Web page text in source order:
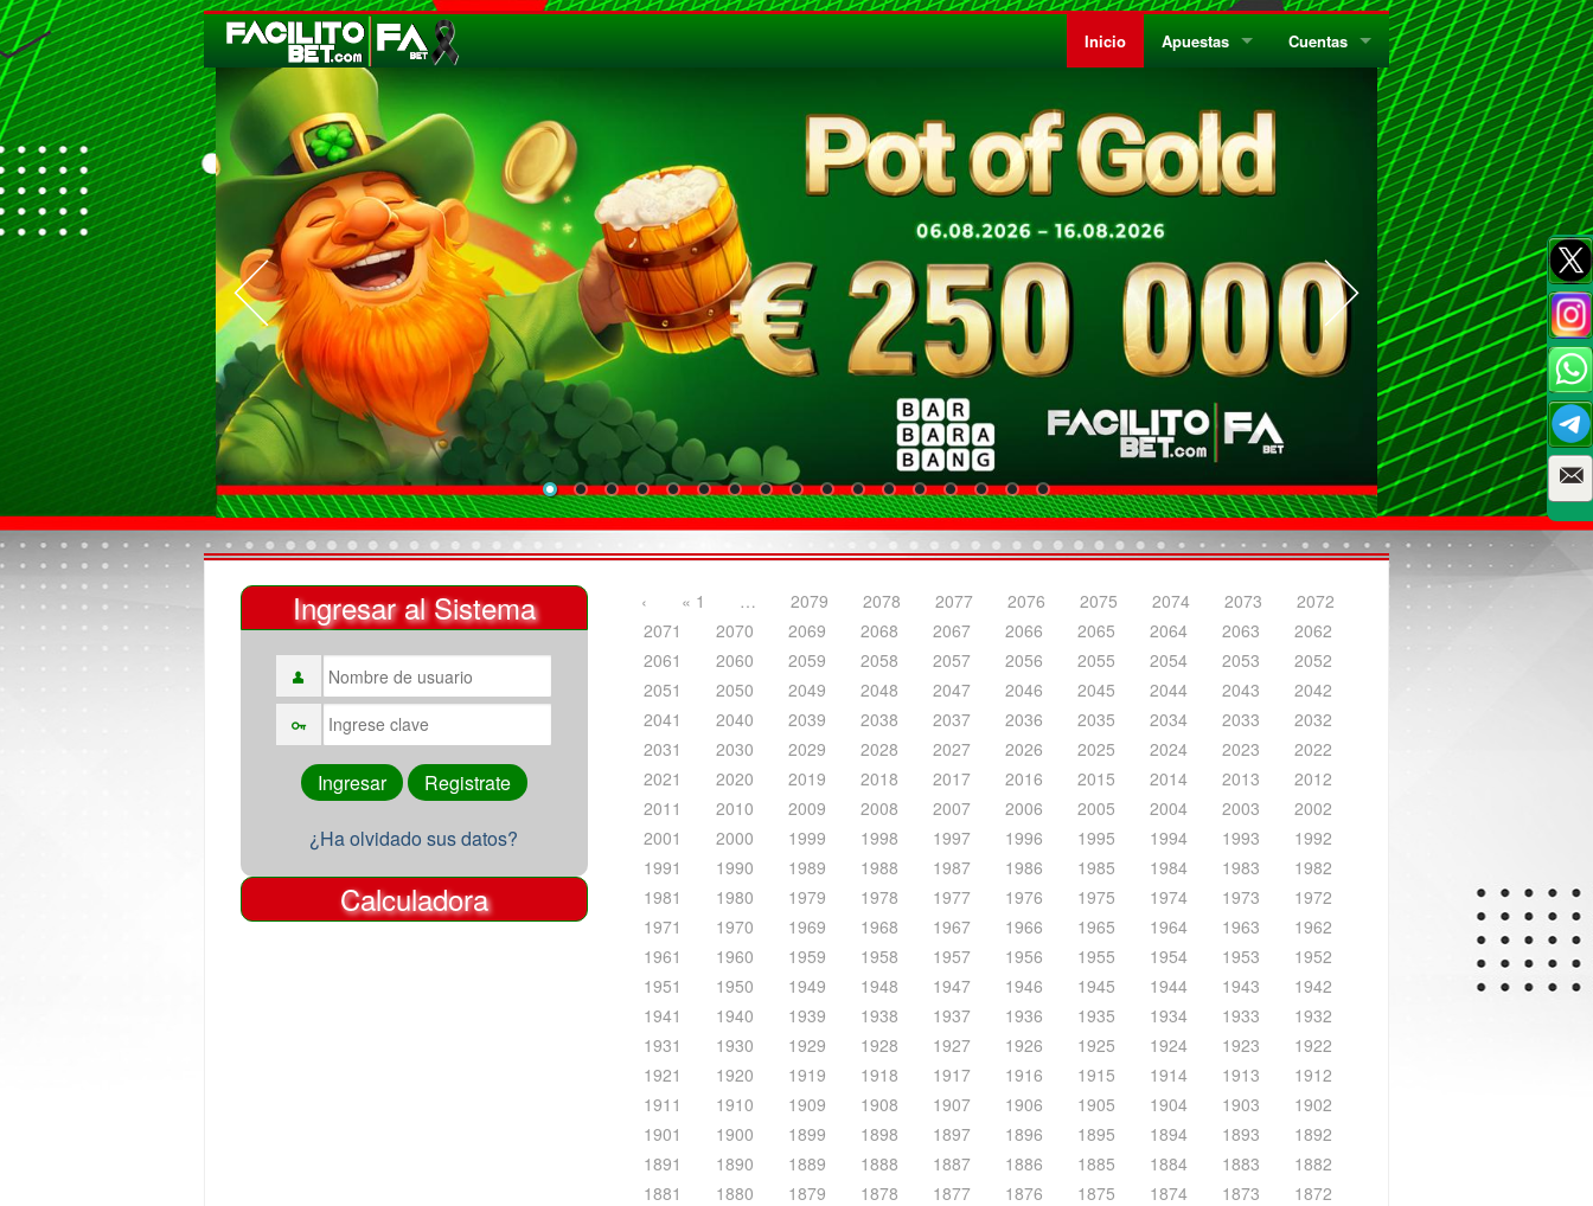
Inicio Apuestas
¿Qué es el Sistema Parley?
Privacidad
Como Jugar Bingo
Cuentas
Preguntas Frecuentes
Reglas Generales
Ingresar al Sistema
¿Ha olvidado sus datos?
Calculadora
‹ « 1 … 2079 2078 2077 2076 2075 2074 2073
2072
2071
2070 2069 2068 2067 2066 2065 2064 2063
2062
2061
2060 2059 2058 2057 2056 2055 2054 2053
2052
2051
2050 2049 2048 2047 2046 2045 2044 2043
2042
2041
2040 2039 2038 2037 2036 2035 2034 2033
2032
2031
2030 2029 2028 2027 2026 2025 2024 2023
2022
2021
2020 2019 2018 2017 2016 2015 2014 2013
2012
2011
2010 2009 2008 2007 2006 2005 2004 2003
2002
2001
2000 1999 1998 1997 1996 1995 1994 1993
1992
1991
1990 1989 1988 1987 1986 1985 1984 1983
1982
1981
1980 1979 1978 1977 1976 1975 1974 1973
1972
1971
1970 1969 1968 1967 1966 1965 1964 1963
1962
1961
1960 1959 1958 1957 1956 1955 1954 1953
1952
1951
1950 1949 1948 1947 1946 1945 1944 1943
1942
1941
1940 1939 1938 1937 1936 1935 1934 1933
1932
1931
1930 1929 1928 1927 1926 1925 1924 1923
1922
1921
1920 1919 1918 1917 1916 1915 1914 1913
1912
1911
1910 1909 1908 1907 1906 1905 1904 1903
1902
1901
1900 1899 1898 1897 1896 1895 1894 1893
1892
1891
1890 1889 1888 1887 1886 1885 1884 1883
1882
1881
1880 1879 1878 1877 1876 1875 1874 1873
1872